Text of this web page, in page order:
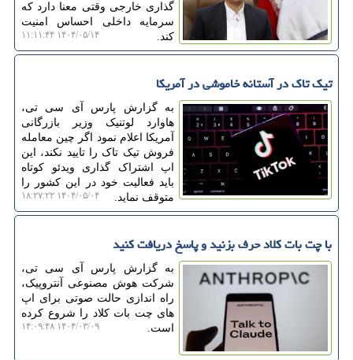
گذاری خارجی وقتی معنا دارد که
سرمایه داخلی احساس امنیت
کند.
۱۴۰۴/۰۵/۱۴ ۱۱:۱۱:۴۴
تیک تاک در آستانه خاموشی در آمریکا
به گزارش پارس آی سی تی،
هاوارد لوتنیک وزیر بازرگانی
آمریکا اعلام نمود اگر چین معامله
فروش تیک تاک را تایید نکند، این
اپ اشتراک گذاری ویدئو کوتاه
باید فعالیت خود در این کشور را
متوقف نماید.
۱۴۰۴/۰۵/۰۴ ۱۸:۲۷:۲۲
با چت بات کلاد حرف بزنید و پاسخ دریافت کنید
به گزارش پارس آی سی تی،
شرکت هوش مصنوعی آنتروپیک،
راه اندازی حالت صوتی برای اپ
های چت بات کلاد را شروع کرده
است.
۱۴۰۴/۰۳/۰۹ ۱۴:۰۹:۴۸